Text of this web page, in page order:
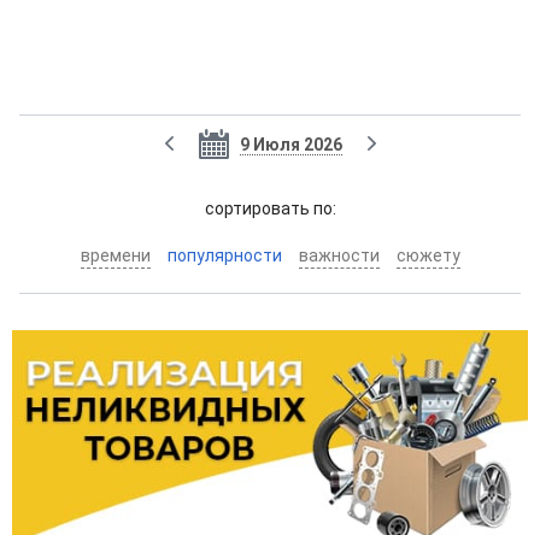
9 Июля 2026
cортировать по:
времени популярности важности сюжету